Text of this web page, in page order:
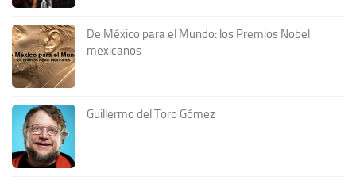
De México para el Mundo: los Premios Nobel
mexicanos
Guillermo del Toro Gómez